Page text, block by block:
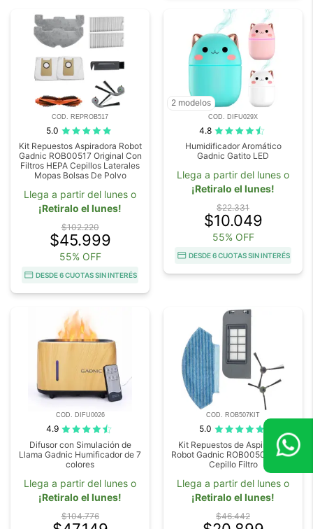
COD. REPROB517
5.0
Kit Repuestos Aspiradora Robot
Gadnic ROB00517 Original Con
Filtros HEPA Cepillos Laterales
Mopas Bolsas De Polvo
Llega a partir del lunes o
¡Retiralo el lunes!
$102.220
$45.999
55% OFF
DESDE 6 CUOTAS SIN INTERÉS
2 modelos
COD. DIFU029X
4.8
Humidificador Aromático
Gadnic Gatito LED
Llega a partir del lunes o
¡Retiralo el lunes!
$22.331
$10.049
55% OFF
DESDE 6 CUOTAS SIN INTERÉS
COD. DIFU0026
4.9
Difusor con Simulación de
Llama Gadnic Humificador de 7
colores
Llega a partir del lunes o
¡Retiralo el lunes!
$104.776
COD. ROB507KIT
5.0
Kit Repuestos de Aspiradora
Robot Gadnic ROB00507 Mopa
Cepillo Filtro
Llega a partir del lunes o
¡Retiralo el lunes!
$46.442